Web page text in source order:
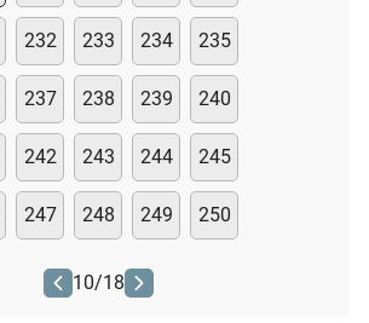
232 233 234 235
237 238 239 240
242 243 244 245
247 248 249 250
10/18